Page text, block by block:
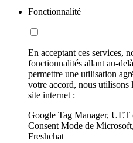
Fonctionnalité
En acceptant ces services,
fonctionnalités allant au-
permettre une utilisation
votre accord, nous utilisons
site internet :
Google Tag Manager,
Consent Mode de
Freshchat